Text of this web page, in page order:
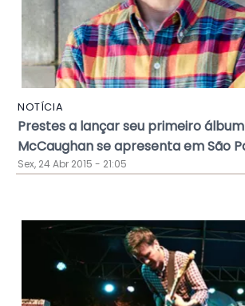
NOTÍCIA
Prestes a lançar seu primeiro
McCaughan se apresenta em São
Sex, 24 Abr 2015 - 21:05